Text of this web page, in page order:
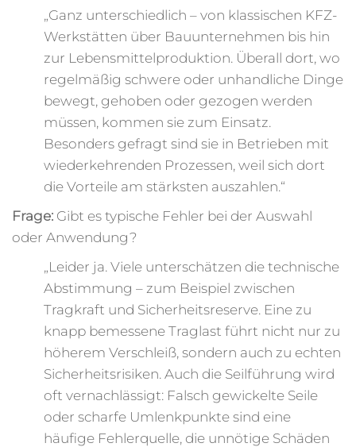
„Ganz unterschiedlich – von klassischen KFZ-
Werkstätten über Bauunternehmen bis hin
zur Lebensmittelproduktion. Überall dort, wo
regelmäßig schwere oder unhandliche Dinge
bewegt, gehoben oder gezogen werden
müssen, kommen sie zum Einsatz.
Besonders gefragt sind sie in Betrieben mit
wiederkehrenden Prozessen, weil sich dort
die Vorteile am stärksten auszahlen.“
Frage: Gibt es typische Fehler bei der Auswahl
oder Anwendung?
„Leider ja. Viele unterschätzen die technische
Abstimmung – zum Beispiel zwischen
Tragkraft und Sicherheitsreserve. Eine zu
knapp bemessene Traglast führt nicht nur zu
höherem Verschleiß, sondern auch zu echten
Sicherheitsrisiken. Auch die Seilführung wird
oft vernachlässigt: Falsch gewickelte Seile
oder scharfe Umlenkpunkte sind eine
häufige Fehlerquelle, die unnötige Schäden